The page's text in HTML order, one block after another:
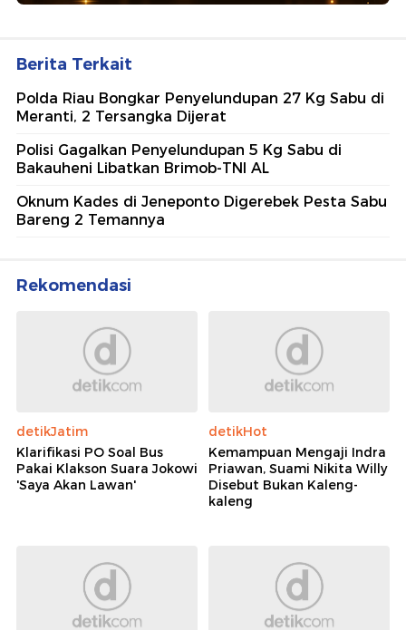
Berita Terkait
Polda Riau Bongkar Penyelundupan 27 Kg Sabu di
Meranti, 2 Tersangka Dijerat
Polisi Gagalkan Penyelundupan 5 Kg Sabu di
Bakauheni Libatkan Brimob-TNI AL
Oknum Kades di Jeneponto Digerebek Pesta Sabu
Bareng 2 Temannya
Rekomendasi
detikJatim
Klarifikasi PO Soal Bus
Pakai Klakson Suara Jokowi
'Saya Akan Lawan'
detikHot
Kemampuan Mengaji Indra
Priawan, Suami Nikita Willy
Disebut Bukan Kaleng-
kaleng